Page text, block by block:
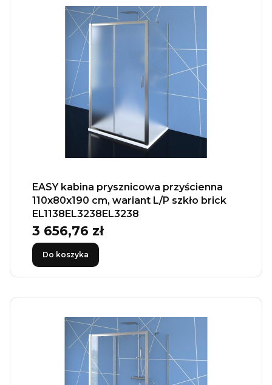
EASY kabina prysznicowa przyścienna
110x80x190 cm, wariant L/P szkło brick
EL1138EL3238EL3238
Cena
3 656,76 zł
Do koszyka